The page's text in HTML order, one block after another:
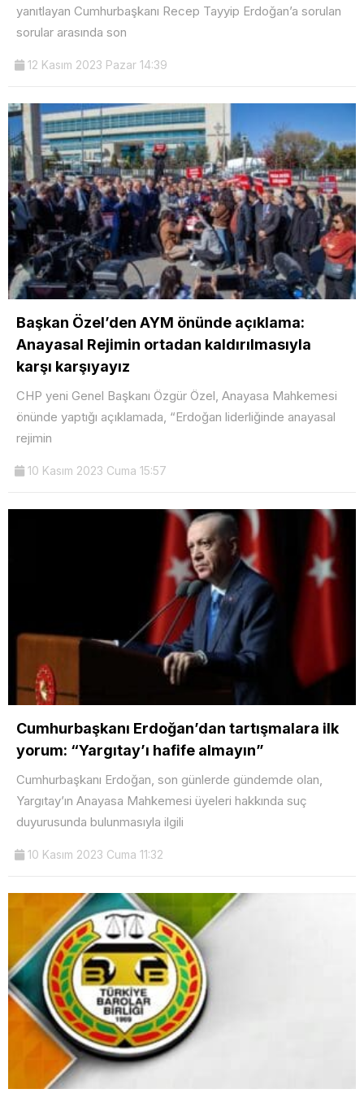
yanıtlayan Cumhurbaşkanı Recep Tayyip Erdoğan’a sorulan
sorular arasında son
12 Kasım 2023 Pazar 14:39
Başkan Özel’den AYM önünde açıklama:
Anayasal Rejimin ortadan kaldırılmasıyla
karşı karşıyayız
CHP yeni Genel Başkanı Özgür Özel, Anayasa Mahkemesi
önünde yaptığı açıklamada, “Erdoğan liderliğinde anayasal
rejimin
10 Kasım 2023 Cuma 15:57
Cumhurbaşkanı Erdoğan’dan tartışmalara ilk
yorum: “Yargıtay’ı hafife almayın”
Cumhurbaşkanı Erdoğan, son günlerde gündemde olan,
Yargıtay’ın Anayasa Mahkemesi üyeleri hakkında suç
duyurusunda bulunmasıyla ilgili
10 Kasım 2023 Cuma 11:32